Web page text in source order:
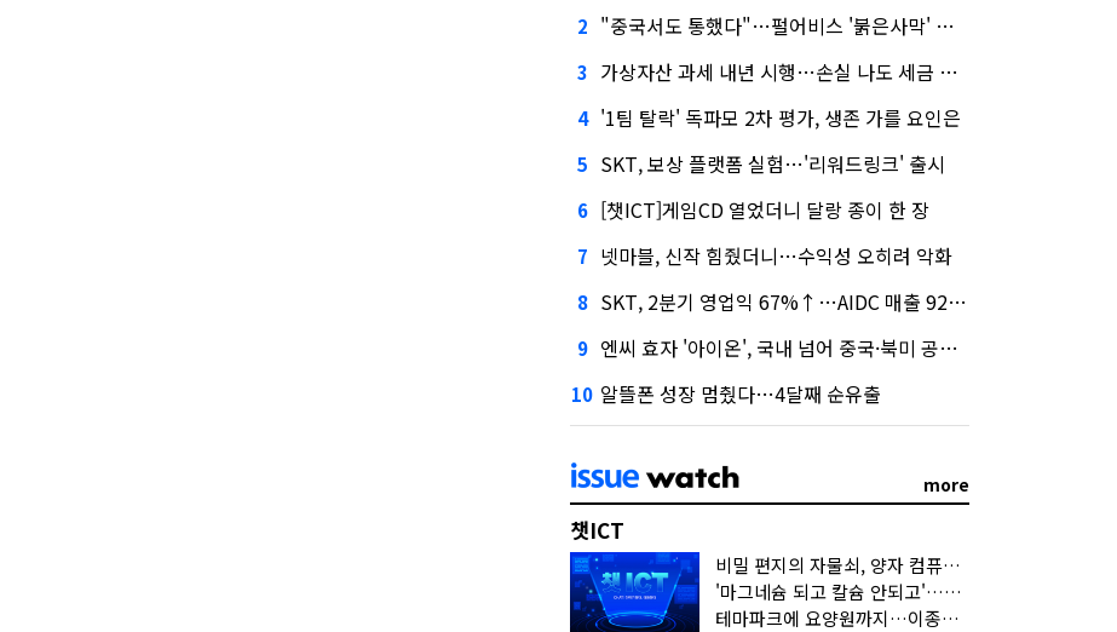
2 "중국서도 통했다"…펄어비스 '붉은사막' 최고 게임상
3 가상자산 과세 내년 시행…손실 나도 세금 낸다고?
4 '1팀 탈락' 독파모 2차 평가, 생존 가를 요인은
5 SKT, 보상 플랫폼 실험…'리워드링크' 출시
6 [챗ICT]게임CD 열었더니 달랑 종이 한 장
7 넷마블, 신작 힘줬더니…수익성 오히려 악화
8 SKT, 2분기 영업익 67%↑…AIDC 매출 92% 급증
9 엔씨 효자 '아이온', 국내 넘어 중국·북미 공략 나선다
10 알뜰폰 성장 멈췄다…4달째 순유출
more
챗ICT
비밀 편지의 자물쇠, 양자 컴퓨터가 연다
'마그네슘 되고 칼슘 안되고'…다음 'AI 요약' 갈 길은
테마파크에 요양원까지…이종사업 눈독 들이는 게임사